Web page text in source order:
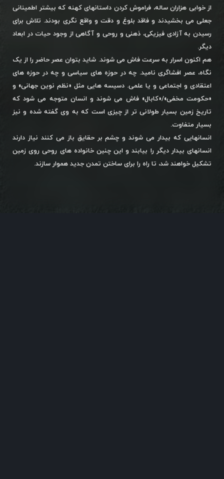
از خوابی هزاران ساله، فراموش کردن داستانهای کهنه که بیشتر اطمینانی
جعلی می بخشیدند و فاقد بلوغ و دقت و واقع نگری بودند. تلاش برای
رسیدن به آزادی فیزیکی، ذهنی و روحی و آگاهی از وجود حیات در ابعاد
دیگر.
هم اکنون اسرار به سرعت فاش می شوند. شاید بتوان عصر حاضر را از یک
نگاه، عصر افشاگری نامید. چه در حوزه های سیاسی و چه در حوزه های
اعتقادی و اجتماعی و یا علمی. دسیسه هایی مثل «نظم نوین جهانی» و
«حکومت مخفی»/«کابال» فاش می شوند و انسان متوجه می شود که
تاریخ زمین بسیار طولانی تر از چیزی است که به وی گفته شده و نیز
بسیار متفاوت.
انسانهایی که بیدار می شوند و چشم بر حقایق باز می کنند نیاز دارند
انسانهای بیدار دیگر را بیابند و این چنین خانواده های روحی روی زمین
تشکیل خواهند شد، تا راه را برای ساختن تمدن جدید هموار سازند.